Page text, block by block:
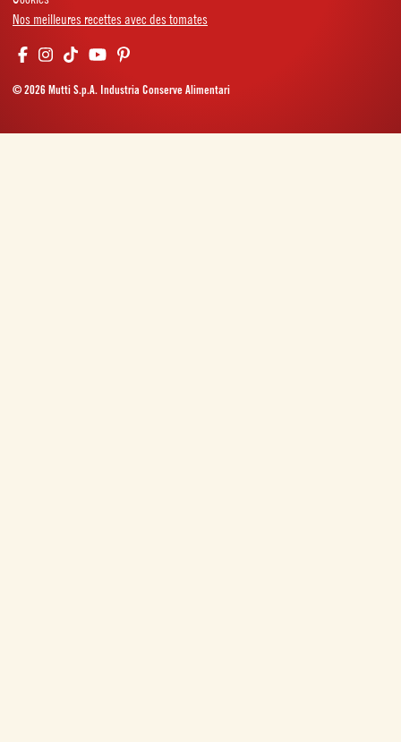
Nos meilleures recettes avec des tomates
© 2026 Mutti S.p.A. Industria Conserve Alimentari